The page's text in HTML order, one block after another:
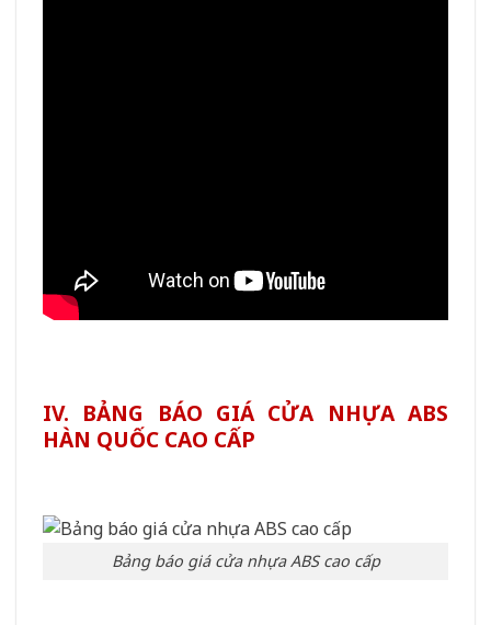
IV. BẢNG BÁO GIÁ CỬA NHỰA ABS
HÀN QUỐC CAO CẤP
Bảng báo giá cửa nhựa ABS cao cấp